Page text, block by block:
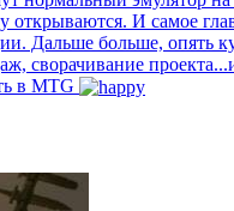
открываются. И самое
Дальше больше, опять
сворачивание
в MTG